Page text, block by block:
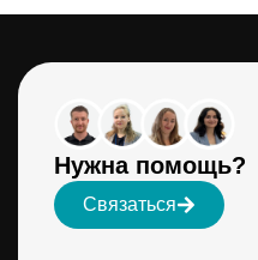
Нужна помощь?
Связаться